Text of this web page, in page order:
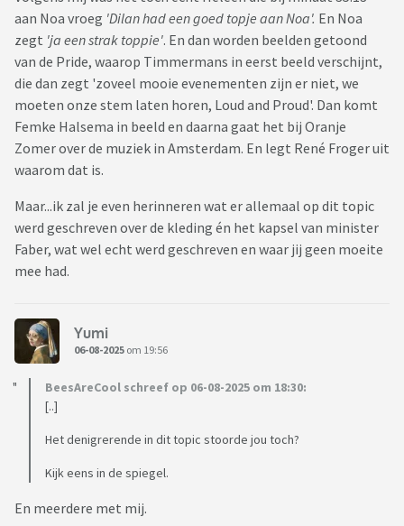
aan Noa vroeg 'Dilan had een goed topje aan Noa'. En Noa
zegt 'ja een strak toppie'. En dan worden beelden getoond
van de Pride, waarop Timmermans in eerst beeld verschijnt,
die dan zegt 'zoveel mooie evenementen zijn er niet, we
moeten onze stem laten horen, Loud and Proud'. Dan komt
Femke Halsema in beeld en daarna gaat het bij Oranje
Zomer over de muziek in Amsterdam. En legt René Froger uit
waarom dat is.
Maar...ik zal je even herinneren wat er allemaal op dit topic
werd geschreven over de kleding én het kapsel van minister
Faber, wat wel echt werd geschreven en waar jij geen moeite
mee had.
Yumi
06-08-2025 om 19:56
BeesAreCool schreef op 06-08-2025 om 18:30:
[..]
Het denigrerende in dit topic stoorde jou toch?
Kijk eens in de spiegel.
En meerdere met mij.